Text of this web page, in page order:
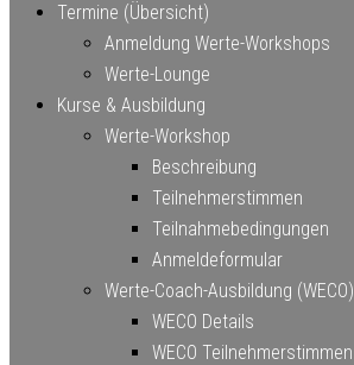
Termine (Übersicht)
Anmeldung Werte-Workshops
Werte-Lounge
Kurse & Ausbildung
Werte-Workshop
Beschreibung
Teilnehmerstimmen
Teilnahmebedingungen
Anmeldeformular
Werte-Coach-Ausbildung (WECO)
WECO Details
WECO Teilnehmerstimmen